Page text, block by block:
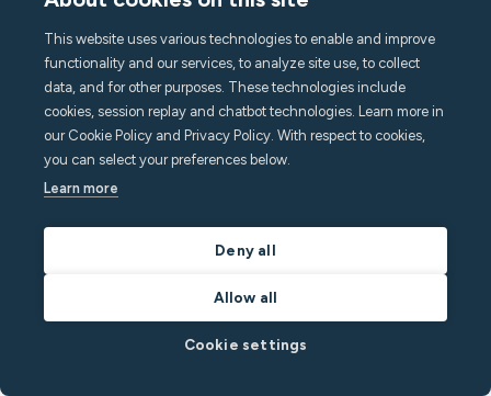
Surveillance du bruit
Détection de foule
Alarme domestique
Détection du tabagisme
Climat intérieur
Assistance aux appels
API
Directeurs de locations de vacances
Logement pour étudiants
This website uses various technologies to enable and improve
functionality and our services, to analyze site use, to collect
data, and for other purposes. These technologies include
cookies, session replay and chatbot technologies. Learn more in
our Cookie Policy and Privacy Policy. With respect to cookies,
you can select your preferences below.
Learn more
Deny all
Allow all
Cookie settings